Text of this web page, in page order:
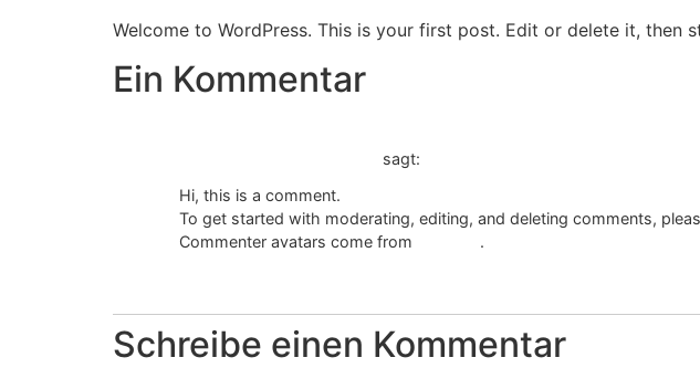
Welcome to WordPress. This is your first post. Edit or delete it, then
Ein Kommentar
sagt:
Hi, this is a comment.
To get started with moderating, editing, and deleting comments,
Commenter avatars come from
.
Schreibe einen Kommentar